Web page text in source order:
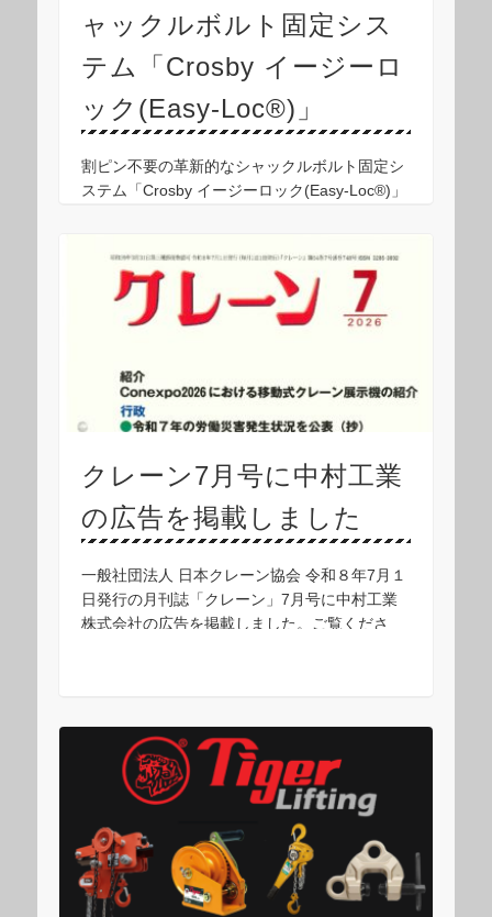
ャックルボルト固定シス
テム「Crosby イージーロ
ック(Easy-Loc®)」
割ピン不要の革新的なシャックルボルト固定シ
ステム「Crosby イージーロック(Easy-Loc®)」
実現します。 Kito Cros …
クレーン7月号に中村工業
の広告を掲載しました
一般社団法人 日本クレーン協会 令和８年7月１
日発行の月刊誌「クレーン」7月号に中村工業
株式会社の広告を掲載しました。ご覧くださ